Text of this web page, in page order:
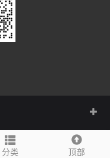
分类 顶部